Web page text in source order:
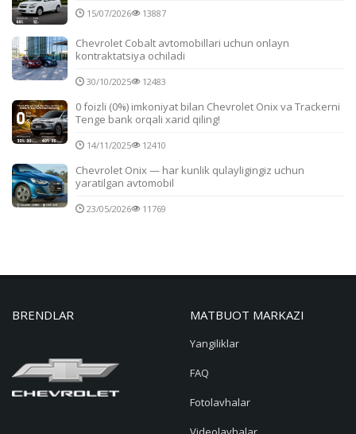
15/07/2026 13887
Chevrolet Cobalt avtomobillari uchun onlayn
kontraktatsiya ochiladi
30/10/2025 12483
0 foizli (0%) imkoniyat bilan Chevrolet Onix va Trackerni
Tenge bank orqali xarid qiling!
14/11/2025 12410
Chevrolet Onix — har kunlik qulayligingiz uchun
yaratilgan avtomobil
23/05/2026 11769
BRENDLAR MATBUOT MARKAZI
Yangiliklar
FAQ
Fotolavhalar